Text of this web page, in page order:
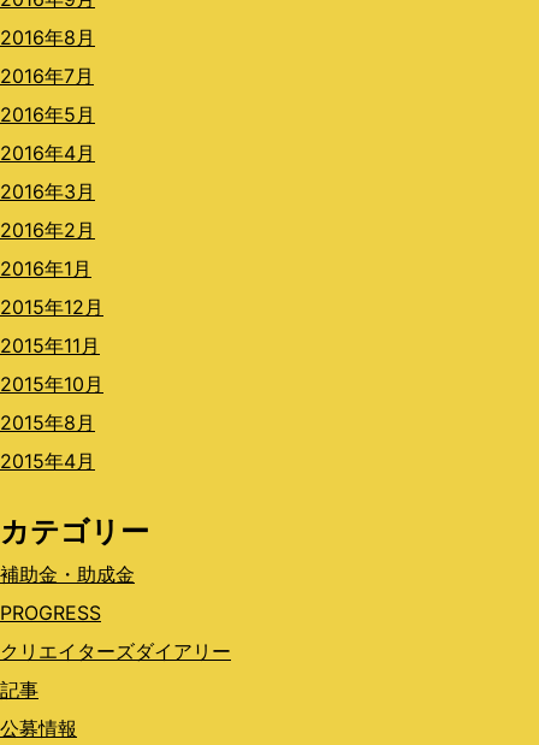
2016年8月
2016年7月
2016年5月
2016年4月
2016年3月
2016年2月
2016年1月
2015年12月
2015年11月
2015年10月
2015年8月
2015年4月
カテゴリー
補助金・助成金
PROGRESS
クリエイターズダイアリー
記事
公募情報